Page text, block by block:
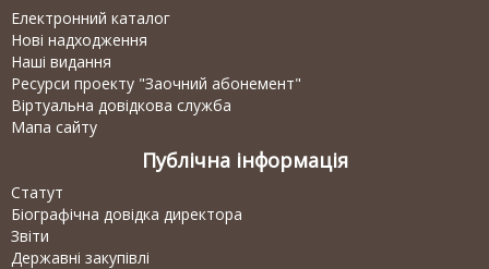
Електронний каталог
Нові надходження
Наші видання
Ресурси проекту "Заочний абонемент"
Віртуальна довідкова служба
Мапа сайту
Публічна інформація
Статут
Біографічна довідка директора
Звіти
Державні закупівлі